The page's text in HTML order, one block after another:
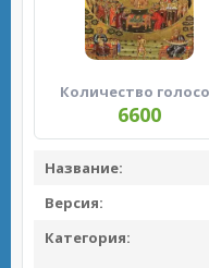
Количество
6600
Название:
Версия:
Категория: